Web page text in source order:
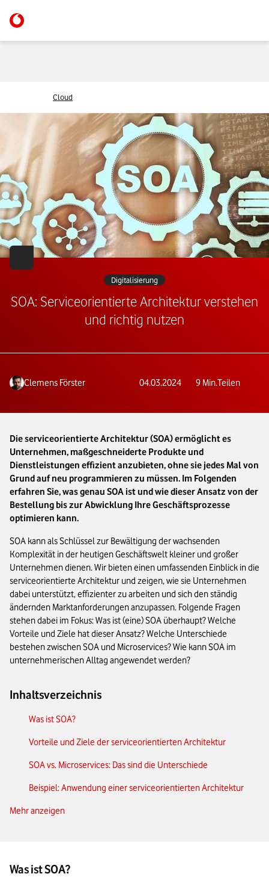
Cloud
Digitalisierung
SOA: Serviceorientierte Architektur verstehen
und richtig nutzen
Clemens Förster 04.03.2024 9 Min.Teilen
Die serviceorientierte Architektur (SOA) ermöglicht es
Unternehmen, maßgeschneiderte Produkte und
Dienstleistungen effizient anzubieten, ohne sie jedes Mal von
Grund auf neu programmieren zu müssen. Im Folgenden
erfahren Sie, was genau SOA ist und wie dieser Ansatz von der
Bestellung bis zur Abwicklung Ihre Geschäftsprozesse
optimieren kann.
SOA kann als Schlüssel zur Bewältigung der wachsenden
Komplexität in der heutigen Geschäftswelt kleiner und großer
Unternehmen dienen. Wir bieten einen umfassenden Einblick in die
serviceorientierte Architektur und zeigen, wie sie Unternehmen
dabei unterstützt, effizienter zu arbeiten und sich den ständig
ändernden Marktanforderungen anzupassen. Folgende Fragen
stehen dabei im Fokus: Was ist (eine) SOA überhaupt? Welche
Vorteile und Ziele hat dieser Ansatz? Welche Unterschiede
bestehen zwischen SOA und Microservices? Wie kann SOA im
unternehmerischen Alltag angewendet werden?
Inhaltsverzeichnis
Was ist SOA?
Vorteile und Ziele der serviceorientierten Architektur
SOA vs. Microservices: Das sind die Unterschiede
Beispiel: Anwendung einer serviceorientierten Architektur
So setzen Sie SOA in Ihrem Unternehmen ein
Mehr anzeigen
Was ist SOA?